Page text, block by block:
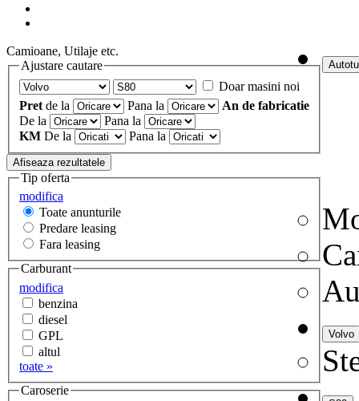
Camioane, Utilaje etc.
Ajustare cautare
Doar masini noi
Pret de la Pana la
An de fabricatie
De la
Pana la
KM De la Pana la
modifica
Tip oferta
Toate anunturile
Predare leasing
Fara leasing
modifica
Carburant
benzina
diesel
GPL
altul
toate »
Caroserie